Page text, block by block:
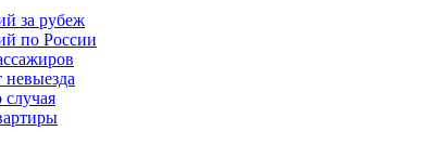
за рубеж
по России
невыезда
случая